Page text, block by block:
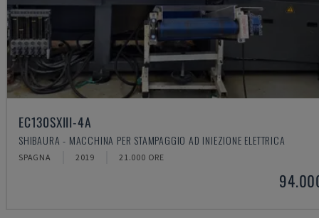
EC130SXIII-4A
SHIBAURA - MACCHINA PER STAMPAGGIO AD INIEZIONE ELETTRICA
SPAGNA 2019 21.000 ORE